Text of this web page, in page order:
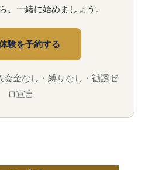
、一緒に始めましょう。
験を予約する
会金なし・縛りなし・勧誘ゼ
ロ宣言